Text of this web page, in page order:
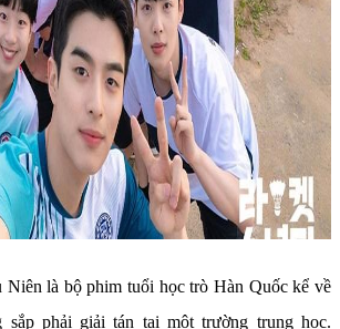
là bộ phim tuổi học trò Hàn Quốc kể về
sắp phải giải tán tại một trường trung học.